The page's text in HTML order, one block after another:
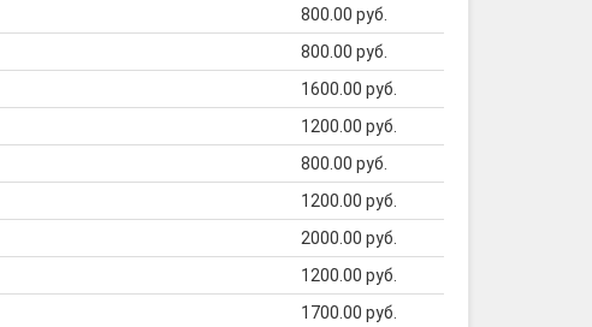
800.00 руб.
800.00 руб.
1600.00 руб.
1200.00 руб.
800.00 руб.
1200.00 руб.
2000.00 руб.
1200.00 руб.
1700.00 руб.